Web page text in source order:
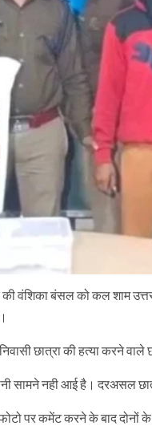
की वंशिका बंसल को कल शाम
छात्रा की हत्या करने
सामने नही आई है। दरअसल
पर कमेंट करने के बाद दोनों